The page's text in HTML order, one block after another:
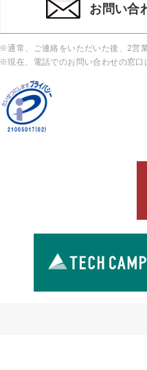
お問い合
※通常、ご連絡をいただいた後、2営
※現在、電話でのお問い合わせの窓口